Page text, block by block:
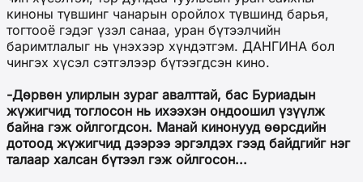
киноны түвшинг чанарын оройлох түвшинд барья,
тогтооё гэдэг үзэл санаа, уран бүтээлчийн
баримтлалыг нь үнэхээр хүндэтгэм. ДАНГИНА бол
чингэх хүсэл сэтгэлээр бүтээгдсэн кино.
-Дөрвөн улирлын зураг авалттай, бас Буриадын
жүжигчид тоглосон нь ихээхэн ондоошил үзүүлж
байна гэж ойлгогдсон. Манай кинонууд өөрсдийн
дотоод жүжигчид дээрээ эргэлдэх гээд байдгийг нэг
талаар халсан бүтээл гэж ойлгосон...